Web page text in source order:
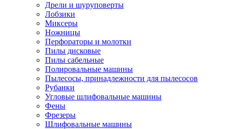
Дрели и шуруповерты
Лобзики
Миксеры
Ножницы
Перфораторы и молотки
Пилы дисковые
Пилы сабельные
Полировальные машины
Пылесосы, принадлежности для пылесосов
Рубанки
Угловые шлифовальные машины
Фены
Фрезеры
Шлифовальные машины